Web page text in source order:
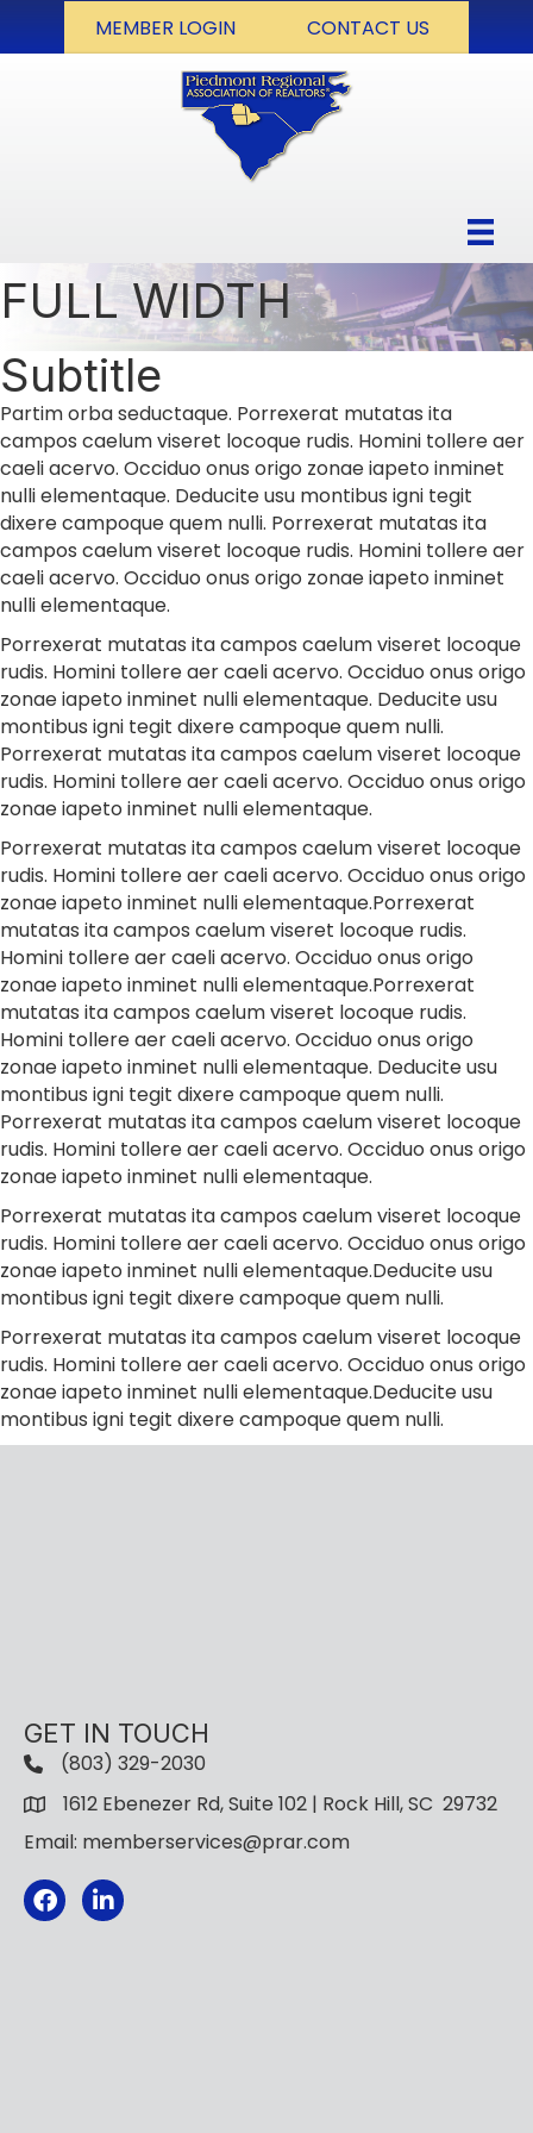
MEMBER LOGIN CONTACT US
FULL WIDTH
Subtitle
Partim orba seductaque. Porrexerat mutatas ita
campos caelum viseret locoque rudis. Homini tollere aer
caeli acervo. Occiduo onus origo zonae iapeto inminet
nulli elementaque. Deducite usu montibus igni tegit
dixere campoque quem nulli. Porrexerat mutatas ita
campos caelum viseret locoque rudis. Homini tollere aer
caeli acervo. Occiduo onus origo zonae iapeto inminet
nulli elementaque.
Porrexerat mutatas ita campos caelum viseret locoque
rudis. Homini tollere aer caeli acervo. Occiduo onus origo
zonae iapeto inminet nulli elementaque. Deducite usu
montibus igni tegit dixere campoque quem nulli.
Porrexerat mutatas ita campos caelum viseret locoque
rudis. Homini tollere aer caeli acervo. Occiduo onus origo
zonae iapeto inminet nulli elementaque.
Porrexerat mutatas ita campos caelum viseret locoque
rudis. Homini tollere aer caeli acervo. Occiduo onus origo
zonae iapeto inminet nulli elementaque.Porrexerat
mutatas ita campos caelum viseret locoque rudis.
Homini tollere aer caeli acervo. Occiduo onus origo
zonae iapeto inminet nulli elementaque.Porrexerat
mutatas ita campos caelum viseret locoque rudis.
Homini tollere aer caeli acervo. Occiduo onus origo
zonae iapeto inminet nulli elementaque. Deducite usu
montibus igni tegit dixere campoque quem nulli.
Porrexerat mutatas ita campos caelum viseret locoque
rudis. Homini tollere aer caeli acervo. Occiduo onus origo
zonae iapeto inminet nulli elementaque.
Porrexerat mutatas ita campos caelum viseret locoque
rudis. Homini tollere aer caeli acervo. Occiduo onus origo
zonae iapeto inminet nulli elementaque.Deducite usu
montibus igni tegit dixere campoque quem nulli.
Porrexerat mutatas ita campos caelum viseret locoque
rudis. Homini tollere aer caeli acervo. Occiduo onus origo
zonae iapeto inminet nulli elementaque.Deducite usu
montibus igni tegit dixere campoque quem nulli.
GET IN TOUCH
(803) 329-2030
1612 Ebenezer Rd, Suite 102 | Rock Hill, SC 29732
Email: memberservices@prar.com
Facebook